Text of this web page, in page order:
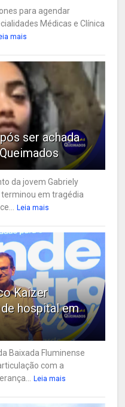
para agendar
Médicas e Clínica
mais
ser achada
da jovem Gabriely
terminou em tragédia
Leia mais
Kaizer
hospital em
Baixada Fluminense
com a
Leia mais